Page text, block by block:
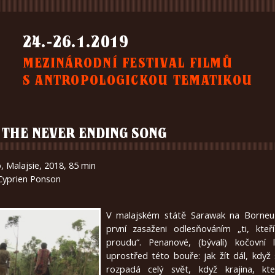
24.-26.1.2019
MEZINÁRODNÍ FESTIVAL FILMŮ
S ANTROPOLOGICKOU TEMATIKOU
NEVER ENDING SONG
Malajsie, 2018, 85 min
Ponson
V malajském státě Sarawak na
první zasaženi odlesňováním „ti,
proudu“. Penanové, (bývalí) kočovní
uprostřed této bouře: jak žít dál, když
rozpadá celý svět, když krajina,